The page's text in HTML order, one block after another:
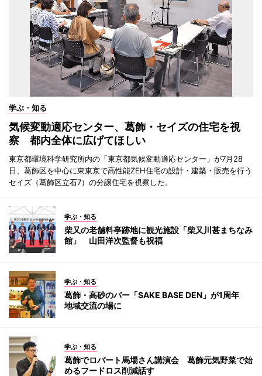
学ぶ・知る
気候変動適応センター、葛飾・セイズの住宅を視
察 都内全体に広げてほしい
東京都環境科学研究所内の「東京都気候変動適応センター」が7月28
日、葛飾区を中心に東東京で高性能ZEH住宅の設計・建築・販売を行う
セイズ（葛飾区立石7）の分譲住宅を視察した。
学ぶ・知る
柴又の老舗料亭跡地に観光施設「柴又川甚まちなみ
館」 山田洋次監督も祝福
学ぶ・知る
葛飾・高砂のバー「SAKE BASE DEN」が1周年
地域交流の場に
学ぶ・知る
葛飾でロバート馬場さん講演会 葛飾元気野菜で始
めるフードロス削減話す